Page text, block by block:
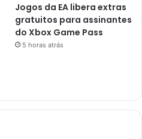
Jogos da EA libera extras
gratuitos para assinantes
do Xbox Game Pass
5 horas atrás